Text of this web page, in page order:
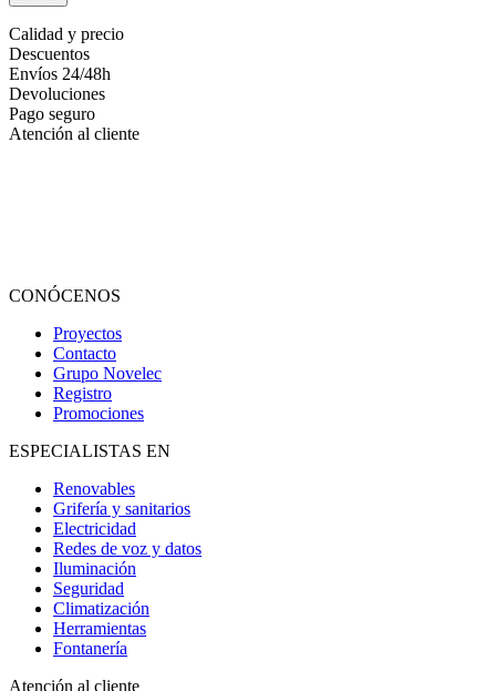
Calidad y precio
Descuentos
Envíos 24/48h
Devoluciones
Pago seguro
Atención al cliente
CONÓCENOS
Proyectos
Contacto
Grupo Novelec
Registro
Promociones
ESPECIALISTAS EN
Renovables
Grifería y sanitarios
Electricidad
Redes de voz y datos
Iluminación
Seguridad
Climatización
Herramientas
Fontanería
Atención al cliente